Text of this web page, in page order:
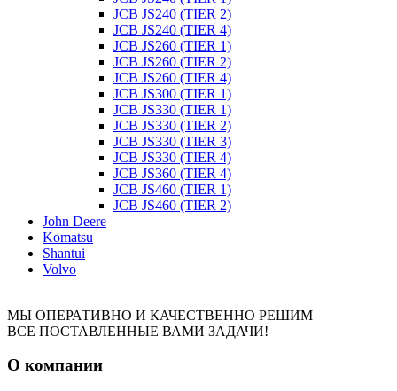
JCB JS240 (TIER 2)
JCB JS240 (TIER 4)
JCB JS260 (TIER 1)
JCB JS260 (TIER 2)
JCB JS260 (TIER 4)
JCB JS300 (TIER 1)
JCB JS330 (TIER 1)
JCB JS330 (TIER 2)
JCB JS330 (TIER 3)
JCB JS330 (TIER 4)
JCB JS360 (TIER 4)
JCB JS460 (TIER 1)
JCB JS460 (TIER 2)
John Deere
Komatsu
Shantui
Volvo
МЫ ОПЕРАТИВНО И КАЧЕСТВЕННО РЕШИМ
ВСЕ ПОСТАВЛЕННЫЕ ВАМИ ЗАДАЧИ!
О компании